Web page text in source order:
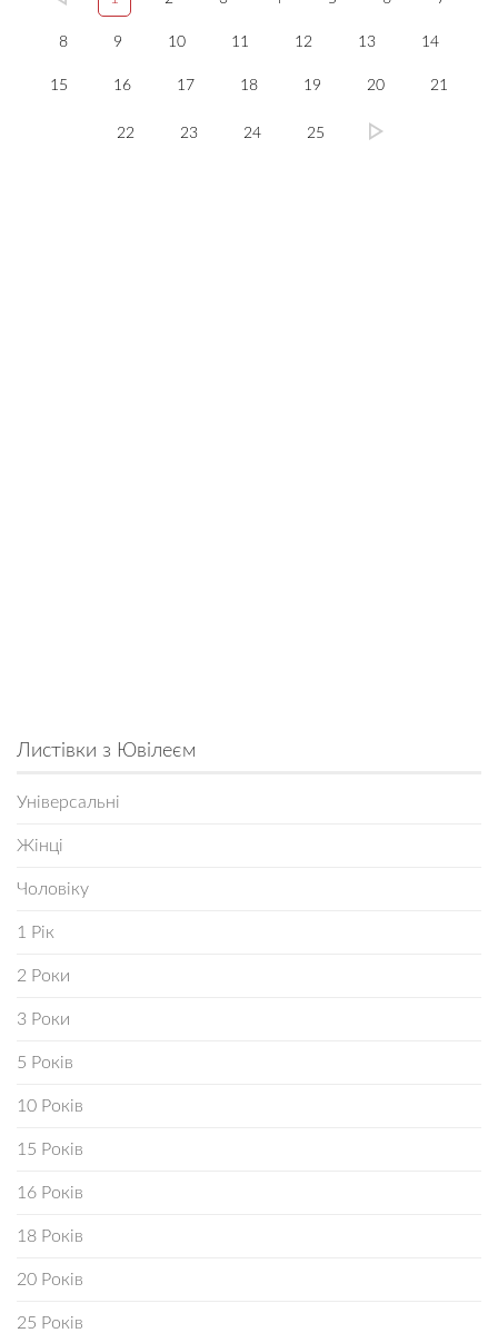
8 9 10 11 12 13 14
15 16 17 18 19 20 21
22 23 24 25
Листівки з Ювілеєм
Універсальні
Жінці
Чоловіку
1 Рік
2 Роки
3 Роки
5 Років
10 Років
15 Років
16 Років
18 Років
20 Років
25 Років